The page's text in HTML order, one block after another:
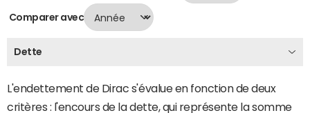
Comparer avec
Dette
L'endettement de Dirac s'évalue en fonction de deux
critères : l'encours de la dette, qui représente la somme